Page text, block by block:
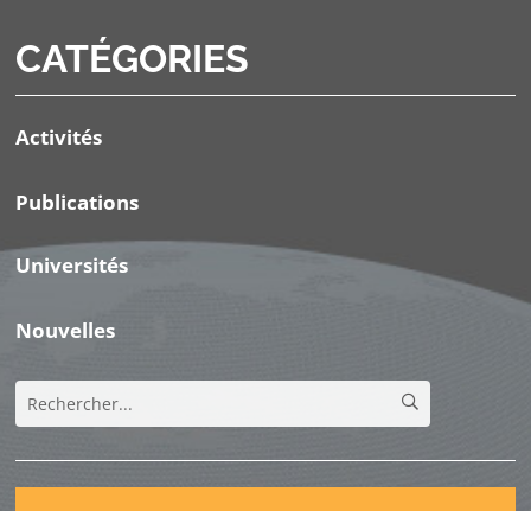
CATÉGORIES
Activités
Publications
Universités
Nouvelles